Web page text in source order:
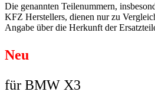
Die genannten Teilenummern,
KFZ Herstellers, dienen nur zu
Angabe über die Herkunft der
Neu
für BMW X3